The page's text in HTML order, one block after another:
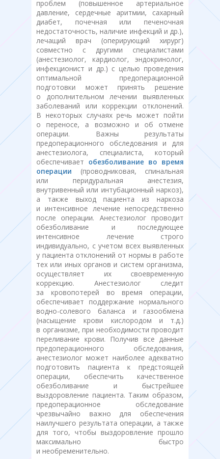
проблем (повышенное артериальное
давление, сердечные аритмии, сахарный
диабет, почечная или печеночная
недостаточность, наличие инфекций и др.),
лечащий врач (оперирующий хирург)
совместно с другими специалистами
(анестезиолог, кардиолог, эндокринолог,
инфекционист и др.) с целью проведения
оптимальной предоперационной
подготовки может принять решение
о дополнительном лечении выявленных
заболеваний или коррекции отклонений.
В некоторых случаях речь может пойти
о переносе, а возможно и об отмене
операции. Важны результаты
предоперационного обследования и для
анестезиолога, специалиста, который
обеспечивает обезболивание во время
операции (проводниковая, спинальная
или перидуральная анестезия,
внутривенный или интубационный наркоз),
а также выход пациента из наркоза
и интенсивное лечение непосредственно
после операции. Анестезиолог проводит
обезболивание и последующее
интенсивное лечение строго
индивидуально, с учетом всех выявленных
у пациента отклонений от нормы в работе
тех или иных органов и систем организма,
осуществляет их своевременную
коррекцию. Анестезиолог следит
за кровопотерей во время операции,
обеспечивает поддержание нормального
водно-солевого баланса и газообмена
(насыщение крови кислородом и т.д.)
в организме, при необходимости проводит
переливание крови. Получив все данные
предоперационного обследования,
анестезиолог может наиболее адекватно
подготовить пациента к предстоящей
операции, обеспечить качественное
обезболивание и быстрейшее
выздоровление пациента. Таким образом,
предоперационное обследование
чрезвычайно важно для обеспечения
наилучшего результата операции, а также
для того, чтобы выздоровление прошло
максимально быстро
и необременительно.